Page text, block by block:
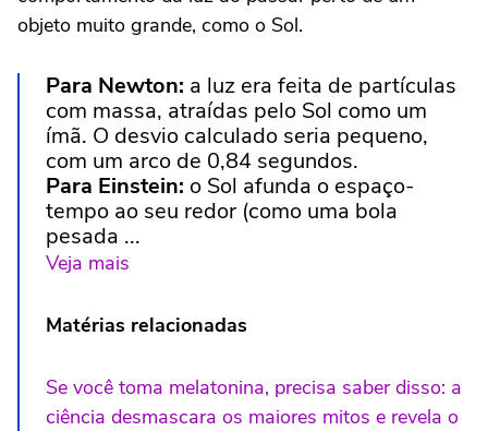
objeto muito grande, como o Sol.
Para Newton: a luz era feita de partículas
com massa, atraídas pelo Sol como um
ímã. O desvio calculado seria pequeno,
com um arco de 0,84 segundos.
Para Einstein: o Sol afunda o espaço-
tempo ao seu redor (como uma bola
pesada ...
Veja mais
Matérias relacionadas
Se você toma melatonina, precisa saber disso: a
ciência desmascara os maiores mitos e revela o